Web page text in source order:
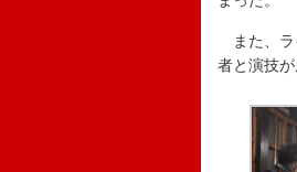
また、ラ
者と演技